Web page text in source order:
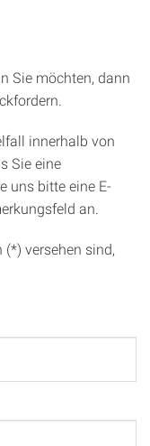
Sie möchten, dann
innerhalb von
Sie eine
uns bitte eine E-
an.
versehen sind,